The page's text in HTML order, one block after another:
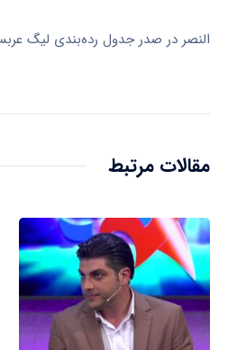
النصر در صدر جدول رده‌بندی لیگ
مقالات مرتبط